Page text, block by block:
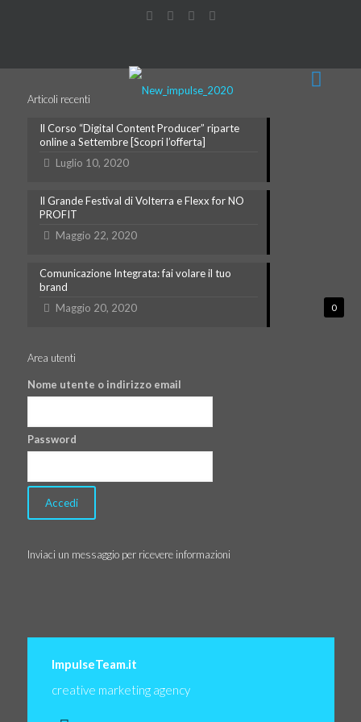
Articoli recenti
Il Corso “Digital Content Producer” riparte
online a Settembre [Scopri l’offerta]
Luglio 10, 2020
Il Grande Festival di Volterra e Flexx for NO
PROFIT
Maggio 22, 2020
0
Comunicazione Integrata: fai volare il tuo
brand
Maggio 20, 2020
Area utenti
Nome utente o indirizzo email
Password
Inviaci un messaggio per ricevere informazioni
ImpulseTeam.it
creative marketing agency